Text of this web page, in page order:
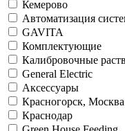
Кемерово
Автоматизация
GAVITA
Комплектующие
Калибровочные
General Electric
Аксессуары
Красногорск, Москва
Краснодар